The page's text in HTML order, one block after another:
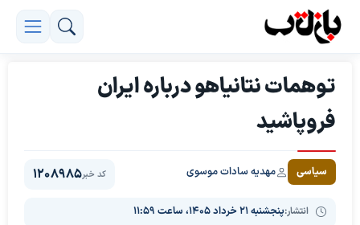
توهمات نتانیاهو درباره ایران
فروپاشید
سیاسی مهدیه سادات موسوی
انتشار:پنجشنبه ۲۱ خرداد ۱۴۰۵، ساعت ۱۱:۵۹
کد خبر1208985